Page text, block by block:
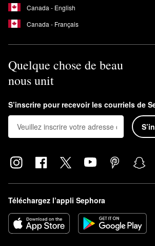
Canada - English
Canada - Français
Quelque chose de beau
nous unit
S’inscrire pour recevoir les courriels de
Téléchargez l’appli Sephora